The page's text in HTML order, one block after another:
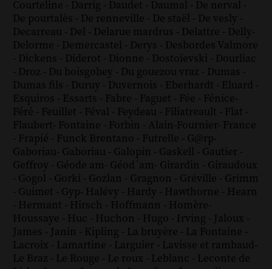
Courteline - Darrig - Daudet - Daumal - De nerval -
De pourtalès - De renneville - De staël - De vesly -
Decarreau - Del - Delarue mardrus - Delattre - Delly-
Delorme - Demercastel - Derys - Desbordes Valmore
- Dickens - Diderot - Dionne - Dostoïevski - Dourliac
- Droz - Du boisgobey - Du gouezou vraz - Dumas -
Dumas fils - Duruy - Duvernois - Eberhardt - Eluard -
Esquiros - Essarts - Fabre - Faguet - Fée - Fénice-
Féré - Feuillet - Féval - Feydeau - Filiatreault - Flat -
Flaubert- Fontaine - Forbin - Alain-Fournier- France
- Frapié - Funck Brentano - Futrelle - G@rp-
Gaboriau- Gaboriau - Galopin - Gaskell - Gautier -
Geffroy - Géode am- Géod´am- Girardin - Giraudoux
- Gogol - Gorki - Gozlan - Gragnon - Gréville - Grimm
- Guimet - Gyp- Halévy - Hardy - Hawthorne - Hearn
- Hermant - Hirsch - Hoffmann - Homère-
Houssaye - Huc - Huchon - Hugo - Irving - Jaloux -
James - Janin - Kipling - La bruyère - La Fontaine -
Lacroix - Lamartine - Larguier - Lavisse et rambaud-
Le Braz - Le Rouge - Le roux - Leblanc - Leconte de